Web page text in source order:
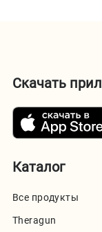
Каталог
Все продукты
Theragun
Скачать